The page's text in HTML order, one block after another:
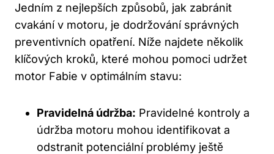
Jedním z nejlepších způsobů, jak zabránit
cvakání v motoru, je dodržování správných⁢
preventivních ‍opatření. Níže najdete několik
klíčových ⁣kroků, které mohou pomoci‌ udržet
motor‍ Fabie​ v optimálním stavu:
Pravidelná údržba: Pravidelné kontroly a
‍údržba motoru mohou‌ identifikovat a ​
odstranit potenciální problémy ještě